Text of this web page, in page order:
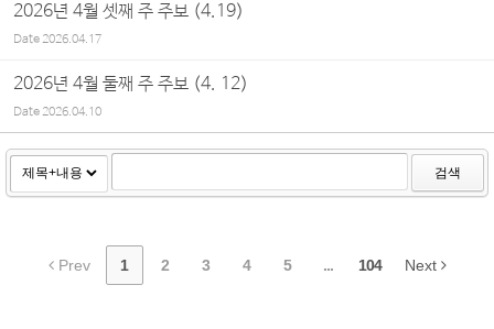
2026년 4월 셋째 주 주보 (4.19)
Date2026.04.17
2026년 4월 둘째 주 주보 (4. 12)
Date2026.04.10
검색
Prev 1 2 3 4 5 ... 104 Next